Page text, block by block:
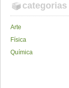
categorias
Arte
Física
Química